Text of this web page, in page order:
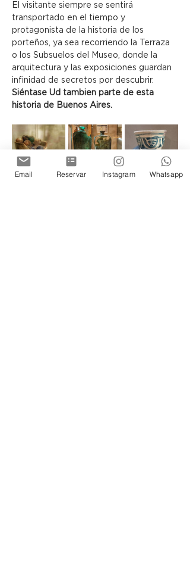
El visitante siempre se sentirá
transportado en el tiempo y
protagonista de la historia de los
porteños, ya sea recorriendo la Terraza
o los Subsuelos del Museo, donde la
arquitectura y las exposiciones guardan
infinidad de secretos por descubrir.
Siéntase Ud tambien parte de esta
historia de Buenos Aires.
Email Reservar Instagram Whatsapp